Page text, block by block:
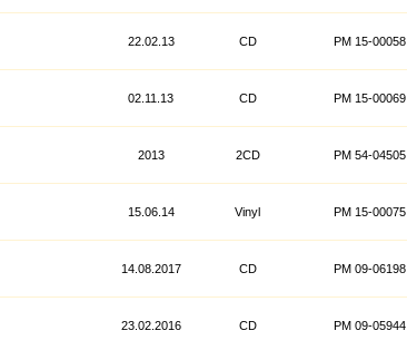
22.02.13 CD PM 15-00058
02.11.13 CD PM 15-00069
2013 2CD PM 54-04505
15.06.14 Vinyl PM 15-00075
14.08.2017 CD PM 09-06198
23.02.2016 CD PM 09-05944